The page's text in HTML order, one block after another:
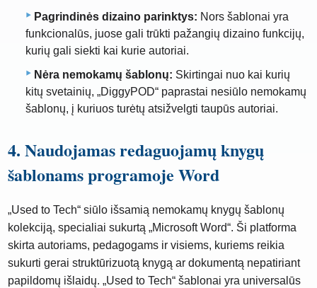
Pagrindinės dizaino parinktys: Nors šablonai yra
funkcionalūs, juose gali trūkti pažangių dizaino funkcijų,
kurių gali siekti kai kurie autoriai.
Nėra nemokamų šablonų: Skirtingai nuo kai kurių
kitų svetainių, „DiggyPOD“ paprastai nesiūlo nemokamų
šablonų, į kuriuos turėtų atsižvelgti taupūs autoriai.
4. Naudojamas redaguojamų knygų
šablonams programoje Word
„Used to Tech“ siūlo išsamią nemokamų knygų šablonų
kolekciją, specialiai sukurtą „Microsoft Word“. Ši platforma
skirta autoriams, pedagogams ir visiems, kuriems reikia
sukurti gerai struktūrizuotą knygą ar dokumentą nepatiriant
papildomų išlaidų. „Used to Tech“ šablonai yra universalūs